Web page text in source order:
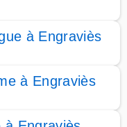
à Engraviès
à Engraviès